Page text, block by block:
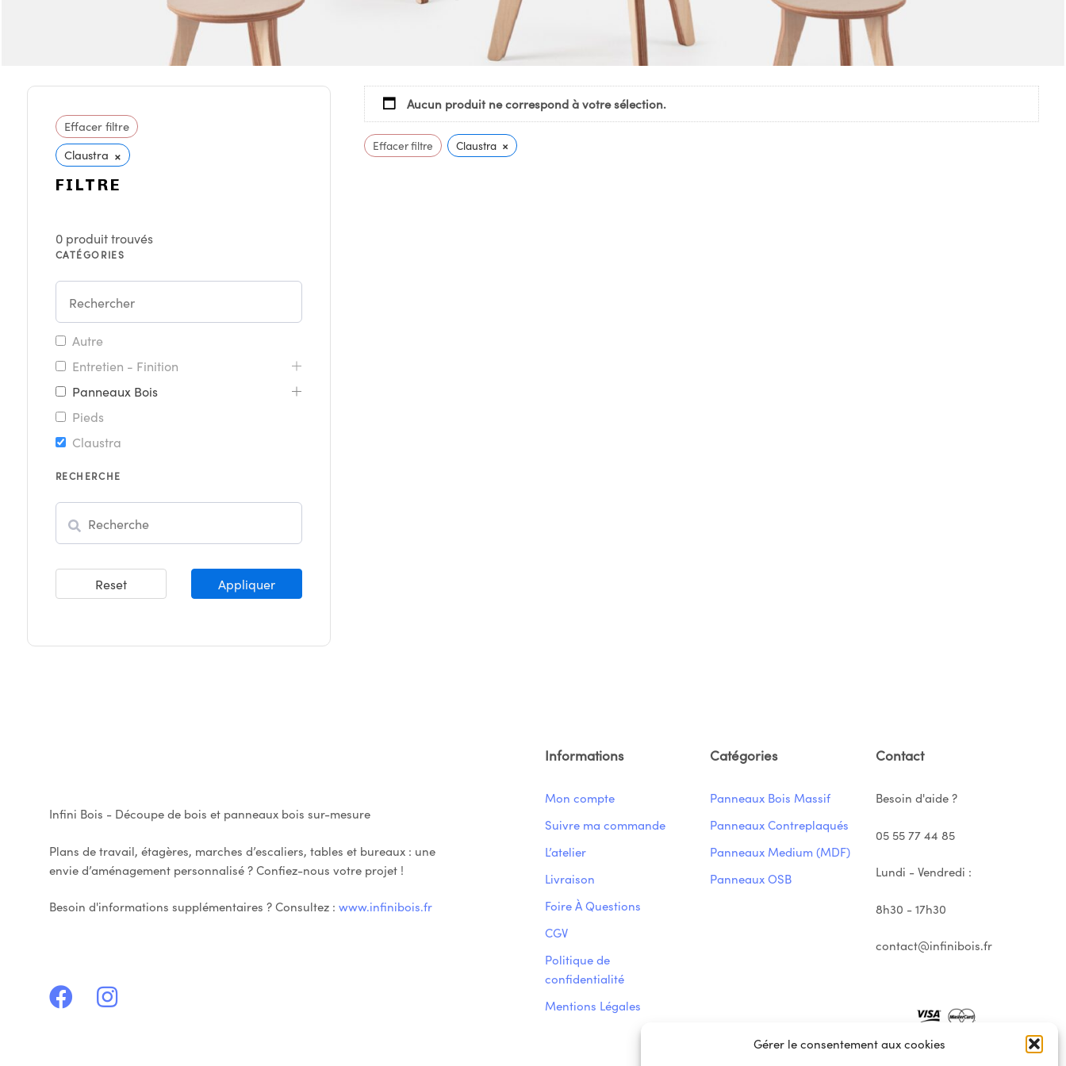
Gérer le consentement aux cookies
Aucun produit ne correspond à votre sélection.
Effacer filtre Claustra ×
Effacer filtre
Claustra ×
FILTRE
0produit trouvés
CATÉGORIES
Autre
Entretien - Finition
Panneaux Bois
Pieds
Claustra
RECHERCHE
Rechercher
Appliquer
Reset
Infini Bois - Découpe de bois et panneaux bois sur-mesure
Plans de travail, étagères, marches d’escaliers, tables et bureaux : une
envie d’aménagement personnalisé ? Confiez-nous votre projet !
Besoin d'informations supplémentaires ? Consultez : www.infinibois.fr
Informations
Mon compte
Suivre ma commande
L’atelier
Livraison
Foire À Questions
CGV
Politique de
confidentialité
Mentions Légales
Catégories
Panneaux Bois Massif
Panneaux Contreplaqués
Panneaux Medium (MDF)
Panneaux OSB
Contact
Besoin d'aide ?
05 55 77 44 85
Lundi - Vendredi :
8h30 - 17h30
contact@infinibois.fr